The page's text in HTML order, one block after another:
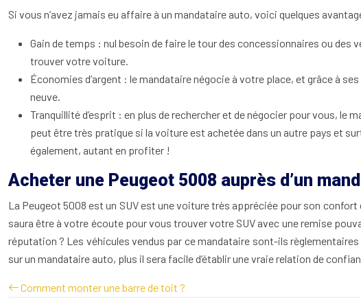
Si vous n’avez jamais eu affaire à un mandataire auto, voici quelques
Gain de temps : nul besoin de faire le tour des concessionnaires ou des
trouver votre voiture.
Économies d’argent : le mandataire négocie à votre place, et grâce à
neuve.
Tranquillité d’esprit : en plus de rechercher et de négocier pour vous,
peut être très pratique si la voiture est achetée dans un autre pays et
également, autant en profiter !
Acheter une Peugeot 5008 auprès d’un
La Peugeot 5008 est un SUV est une voiture très appréciée pour son
saura être à votre écoute pour vous trouver votre SUV avec une remise
réputation ? Les véhicules vendus par ce mandataire sont-ils
sur un mandataire auto, plus il sera facile d’établir une vraie relation de
Comment monter une barre de toit ?